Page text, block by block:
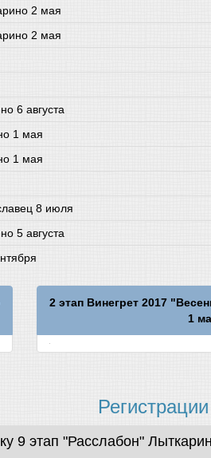
2 мая
2 мая
6 августа
1 мая
1 мая
8 июля
5 августа
2 этап Винегрет 2017
1
9 этап "Расслабон"